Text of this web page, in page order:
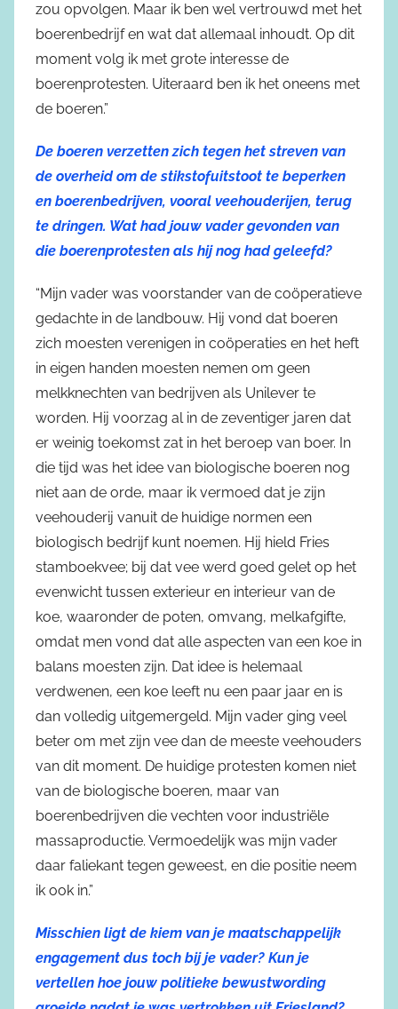
zou opvolgen. Maar ik ben wel vertrouwd met het
boerenbedrijf en wat dat allemaal inhoudt. Op dit
moment volg ik met grote interesse de
boerenprotesten. Uiteraard ben ik het oneens met
de boeren.”
De boeren verzetten zich tegen het streven van
de overheid om de stikstofuitstoot te beperken
en boerenbedrijven, vooral veehouderijen, terug
te dringen. Wat had jouw vader gevonden van
die boerenprotesten als hij nog had geleefd?
“Mijn vader was voorstander van de coöperatieve
gedachte in de landbouw. Hij vond dat boeren
zich moesten verenigen in coöperaties en het heft
in eigen handen moesten nemen om geen
melkknechten van bedrijven als Unilever te
worden. Hij voorzag al in de zeventiger jaren dat
er weinig toekomst zat in het beroep van boer. In
die tijd was het idee van biologische boeren nog
niet aan de orde, maar ik vermoed dat je zijn
veehouderij vanuit de huidige normen een
biologisch bedrijf kunt noemen. Hij hield Fries
stamboekvee; bij dat vee werd goed gelet op het
evenwicht tussen exterieur en interieur van de
koe, waaronder de poten, omvang, melkafgifte,
omdat men vond dat alle aspecten van een koe in
balans moesten zijn. Dat idee is helemaal
verdwenen, een koe leeft nu een paar jaar en is
dan volledig uitgemergeld. Mijn vader ging veel
beter om met zijn vee dan de meeste veehouders
van dit moment. De huidige protesten komen niet
van de biologische boeren, maar van
boerenbedrijven die vechten voor industriële
massaproductie. Vermoedelijk was mijn vader
daar faliekant tegen geweest, en die positie neem
ik ook in.”
Misschien ligt de kiem van je maatschappelijk
engagement dus toch bij je vader? Kun je
vertellen hoe jouw politieke bewustwording